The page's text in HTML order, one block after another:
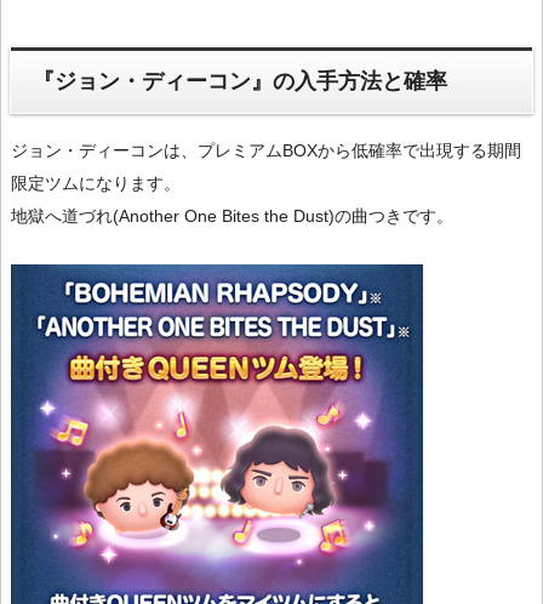
『ジョン・ディーコン』の入手方法と確率
ジョン・ディーコンは、プレミアムBOXから低確率で出現する期間
限定ツムになります。
地獄へ道づれ(Another One Bites the Dust)の曲つきです。